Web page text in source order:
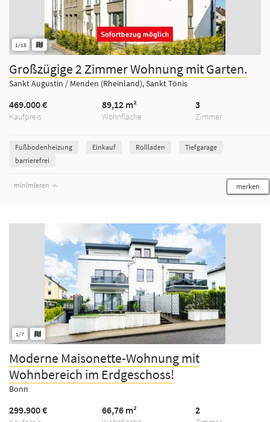
1/18
Großzügige 2 Zimmer Wohnung mit Garten.
Sankt Augustin / Menden (Rheinland), Sankt Tönis
Kaufpreis
469.000 €
Wohnfläche
89,12 m²
Zimmer
3
Fußbodenheizung Einkauf Rollladen
Tiefgarage
barrierefrei
minimieren merken
1/7
Moderne Maisonette-Wohnung mit
Wohnbereich im Erdgeschoss!
Bonn
299.900 € 66,76 m² 2